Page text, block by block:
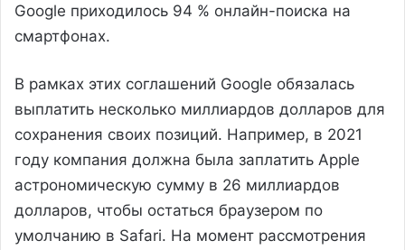
Google приходилось 94 % онлайн-поиска на
смартфонах.
В рамках этих соглашений Google обязалась
выплатить несколько миллиардов долларов для
сохранения своих позиций. Например, в 2021
году компания должна была заплатить Apple
астрономическую сумму в 26 миллиардов
долларов, чтобы остаться браузером по
умолчанию в Safari. На момент рассмотрения